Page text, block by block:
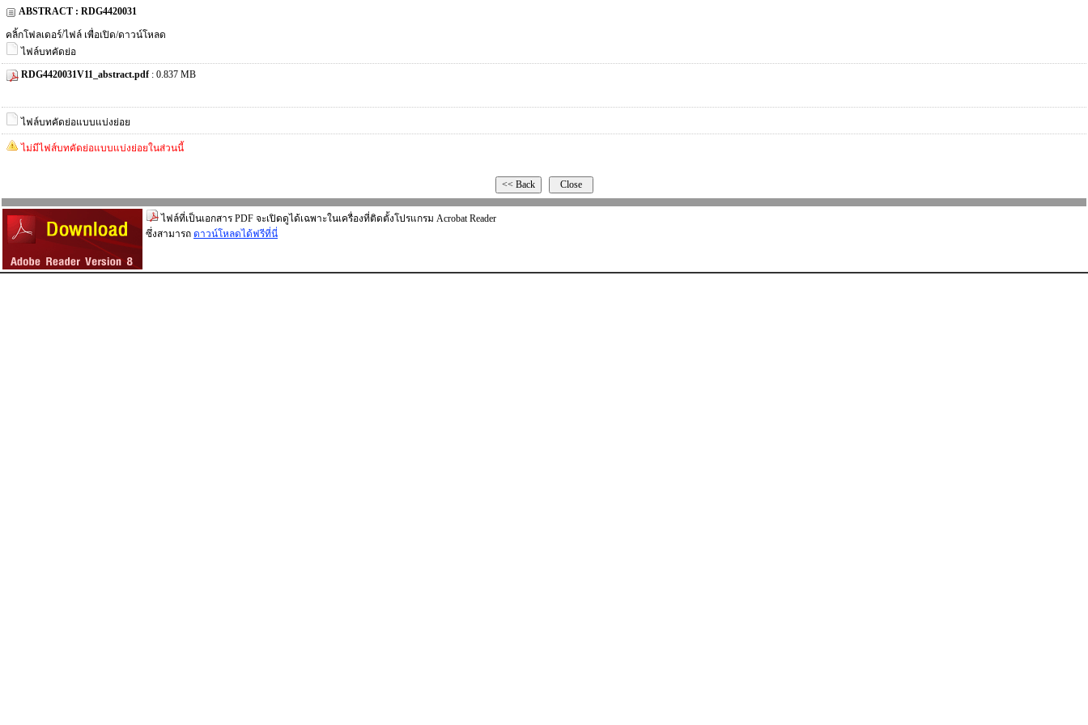
ABSTRACT : RDG4420031
คลิ้กโฟลเดอร์/ไฟล์ เพื่อเปิด/ดาวน์โหลด
ไฟล์บทคัดย่อ
RDG4420031V11_abstract.pdf : 0.837 MB
ไฟล์บทคัดย่อแบบแบ่งย่อย
ไม่มีไฟส์บทคัดย่อแบบแบ่งย่อยในส่วนนี้
ไฟล์ที่เป็นเอกสาร PDF จะเปิดดูได้เฉพาะในเครื่องที่ติดตั้งโปรแกรม Acrobat Reader
ซึ่งสามารถ ดาวน์โหลดได้ฟรีที่นี่